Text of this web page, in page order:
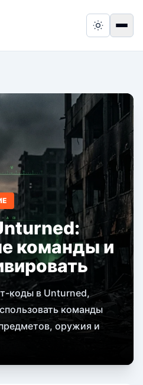
Switch to
команды и
коды в Unturned,
команды
оружия и